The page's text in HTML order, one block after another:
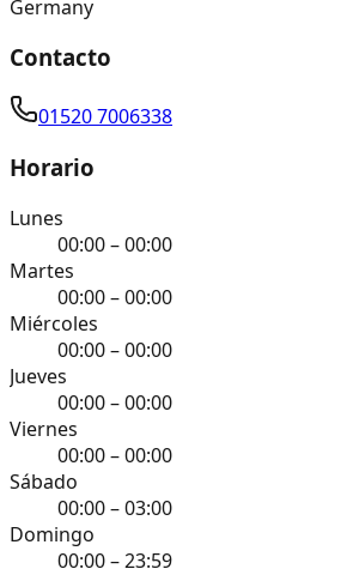
Germany
Contacto
01520 7006338
Horario
Lunes
00:00 – 00:00
Martes
00:00 – 00:00
Miércoles
00:00 – 00:00
Jueves
00:00 – 00:00
Viernes
00:00 – 00:00
Sábado
00:00 – 03:00
Domingo
00:00 – 23:59